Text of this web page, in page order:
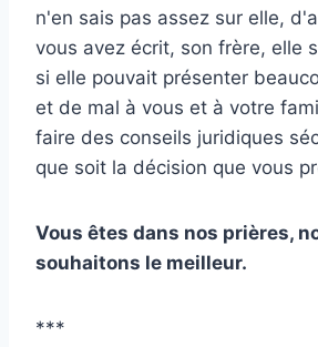
n'en sais pas assez sur elle,
vous avez écrit, son frère, elle
si elle pouvait présenter
et de mal à vous et à votre
faire des conseils juridiques
que soit la décision que vous
Vous êtes dans nos prières,
souhaitons le meilleur.
***